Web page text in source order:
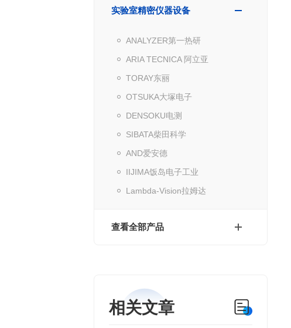
实验室精密仪器设备
ANALYZER第一热研
ARIA TECNICA 阿立亚
TORAY东丽
OTSUKA大塚电子
DENSOKU电测
SIBATA柴田科学
AND爱安德
IIJIMA饭岛电子工业
Lambda-Vision拉姆达
查看全部产品
相关文章